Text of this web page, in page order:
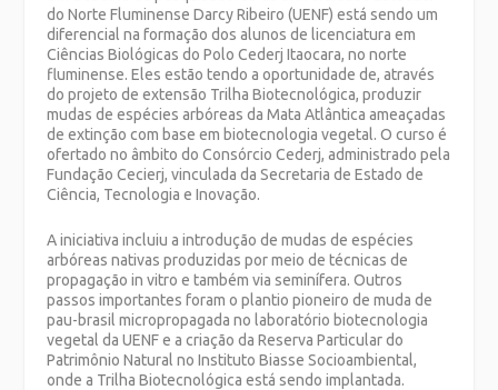
do Norte Fluminense Darcy Ribeiro (UENF) está sendo um
diferencial na formação dos alunos de licenciatura em
Ciências Biológicas do Polo Cederj Itaocara, no norte
fluminense. Eles estão tendo a oportunidade de, através
do projeto de extensão Trilha Biotecnológica, produzir
mudas de espécies arbóreas da Mata Atlântica ameaçadas
de extinção com base em biotecnologia vegetal. O curso é
ofertado no âmbito do Consórcio Cederj, administrado pela
Fundação Cecierj, vinculada da Secretaria de Estado de
Ciência, Tecnologia e Inovação.
A iniciativa incluiu a introdução de mudas de espécies
arbóreas nativas produzidas por meio de técnicas de
propagação in vitro e também via seminífera. Outros
passos importantes foram o plantio pioneiro de muda de
pau-brasil micropropagada no laboratório biotecnologia
vegetal da UENF e a criação da Reserva Particular do
Patrimônio Natural no Instituto Biasse Socioambiental,
onde a Trilha Biotecnológica está sendo implantada.